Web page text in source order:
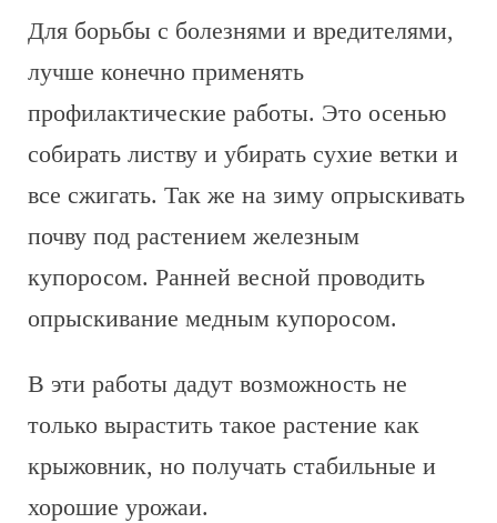
Для борьбы с болезнями и вредителями,
лучше конечно применять
профилактические работы. Это осенью
собирать листву и убирать сухие ветки и
все сжигать. Так же на зиму опрыскивать
почву под растением железным
купоросом. Ранней весной проводить
опрыскивание медным купоросом.
В эти работы дадут возможность не
только вырастить такое растение как
крыжовник, но получать стабильные и
хорошие урожаи.